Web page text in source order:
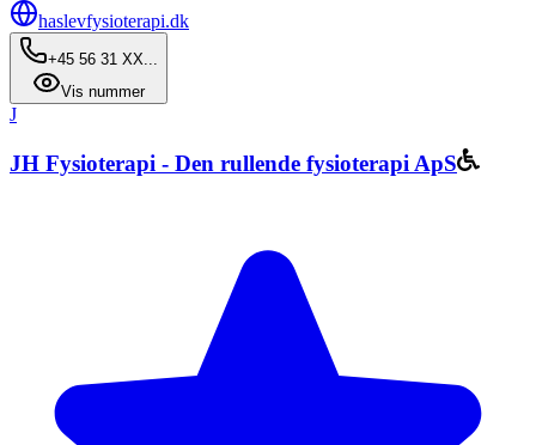
haslevfysioterapi.dk
+45 56 31 XX...
Vis nummer
J
JH Fysioterapi - Den rullende fysioterapi ApS